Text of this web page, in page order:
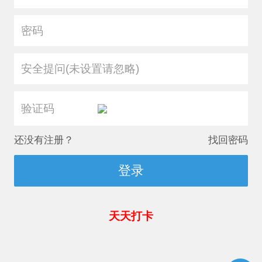
安全提问(未设置请忽略)
还没有注册？ 找回密码
登录
天天打卡